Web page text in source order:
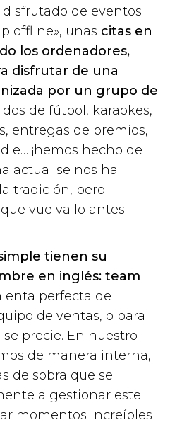
de eventos
offline», unas citas en
los ordenadores,
disfrutar de una
por un grupo de
de fútbol, karaokes,
entregas de premios,
¡hemos hecho de
actual se nos ha
tradición, pero
vuelva lo antes
tienen su
en inglés: team
perfecta de
de ventas, o para
precie. En nuestro
de manera interna,
de sobra que se
a gestionar este
momentos increíbles